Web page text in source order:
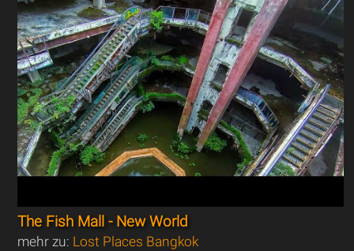
The Fish Mall - New World
mehr zu: Lost Places Bangkok